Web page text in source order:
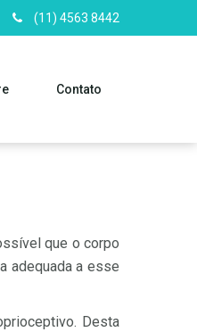
(11) 4563 8442
Contato
que o corpo
adequada a esse
Desta